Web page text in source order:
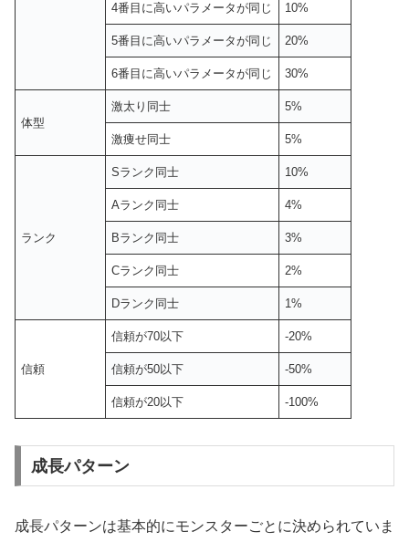
4番目に高いパラメータが同じ 10%
5番目に高いパラメータが同じ 20%
6番目に高いパラメータが同じ 30%
体型
激太り同士 5%
激痩せ同士 5%
ランク
Sランク同士 10%
Aランク同士 4%
Bランク同士 3%
Cランク同士 2%
Dランク同士 1%
信頼
信頼が70以下 -20%
信頼が50以下 -50%
信頼が20以下 -100%
成長パターン
成長パターンは基本的にモンスターごとに決められていま